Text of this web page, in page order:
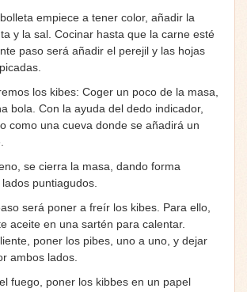
empiece a tener color, añadir la
y la sal. Cocinar hasta que la carne esté
paso será añadir el perejil y las hojas
los kibes: Coger un poco de la masa,
bola. Con la ayuda del dedo indicador,
como una cueva donde se añadirá un
se cierra la masa, dando forma
puntiagudos.
será poner a freír los kibes. Para ello,
aceite en una sartén para calentar.
poner los pibes, uno a uno, y dejar
ambos lados.
fuego, poner los kibbes en un papel